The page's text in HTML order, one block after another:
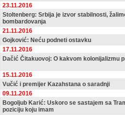
23.11.2016
Stoltenberg: Srbija je izvor stabilnosti,
bombardovanja
21.11.2016
Gojković: Neću podneti ostavku
17.11.2016
Dačić Čitakuovoj: O kakvom kolonijalizmu
15.11.2016
Vučić i premijer Kazahstana o saradnji
09.11.2016
Bogoljub Karić: Uskoro se sastajem sa
poziciju koju imam